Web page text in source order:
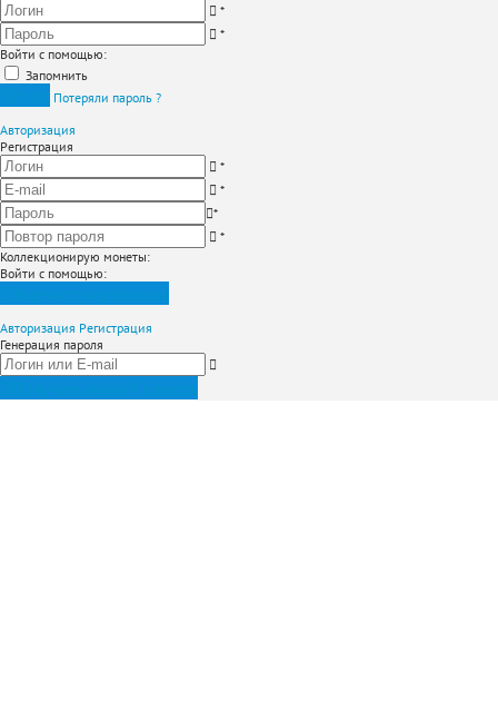
*
*
Войти с помощью:
Запомнить
Потеряли пароль ?
Авторизация
Регистрация
*
*
*
*
Коллекционирую монеты:
Войти с помощью:
Авторизация Регистрация
Генерация пароля